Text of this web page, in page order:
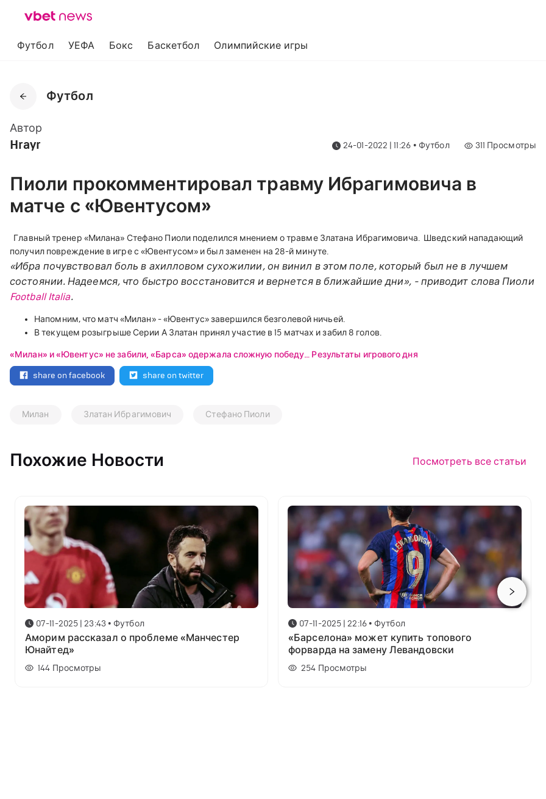
Футбол УЕФА Бокс Баскетбол Олимпийские игры
Футбол
Автор
Hrayr 24-01-2022 | 11:26 • Футбол 311 Просмотры
Пиоли прокомментировал травму Ибрагимовича в
матче с «Ювентусом»
Главный тренер «Милана» Стефано Пиоли поделился мнением о травме Златана Ибрагимовича. Шведский нападающий
получил повреждение в игре с «Ювентусом» и был заменен на 28-й минуте.
«Ибра почувствовал боль в ахилловом сухожилии, он винил в этом поле, который был не в лучшем
состоянии. Надеемся, что быстро восстановится и вернется в ближайшие дни», - приводит слова Пиоли
Football Italia.
Напомним, что матч «Милан» - «Ювентус» завершился безголевой ничьей.
В текущем розыгрыше Серии А Златан принял участие в 15 матчах и забил 8 голов.
«Милан» и «Ювентус» не забили, «Барса» одержала сложную победу… Результаты игрового дня
share on facebook
share on twitter
Милан Златан Ибрагимович Стефано Пиоли
Похожие Новости Посмотреть все статьи
07-11-2025 | 23:43 • Футбол
Аморим рассказал о проблеме «Манчестер
Юнайтед»
144 Просмотры
07-11-2025 | 22:16 • Футбол
«Барселона» может купить топового
форварда на замену Левандовски
254 Просмотры